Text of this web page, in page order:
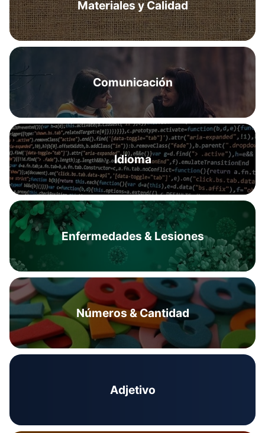
Materiales y Calidad
Comunicación
Idioma
Enfermedades & Lesiones
Números & Cantidad
Adjetivo